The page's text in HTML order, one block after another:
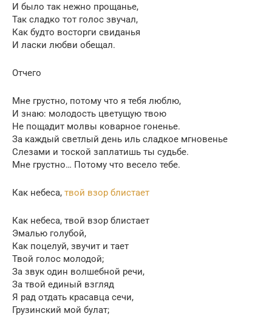
И было так нежно прощанье,
Так сладко тот голос звучал,
Как будто восторги свиданья
И ласки любви обещал.
Отчего
Мне грустно, потому что я тебя люблю,
И знаю: молодость цветущую твою
Не пощадит молвы коварное гоненье.
За каждый светлый день иль сладкое мгновенье
Слезами и тоской заплатишь ты судьбе.
Мне грустно… Потому что весело тебе.
Как небеса, твой взор блистает
Как небеса, твой взор блистает
Эмалью голубой,
Как поцелуй, звучит и тает
Твой голос молодой;
За звук один волшебной речи,
За твой единый взгляд
Я рад отдать красавца сечи,
Грузинский мой булат;